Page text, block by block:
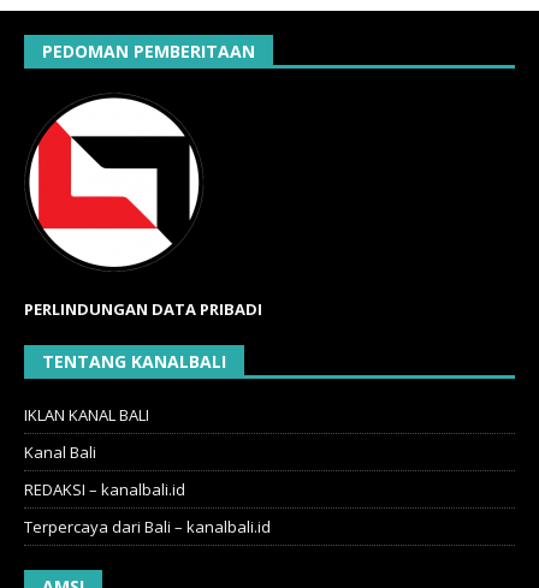
PEDOMAN PEMBERITAAN
PERLINDUNGAN DATA PRIBADI
TENTANG KANALBALI
IKLAN KANAL BALI
Kanal Bali
REDAKSI – kanalbali.id
Terpercaya dari Bali – kanalbali.id